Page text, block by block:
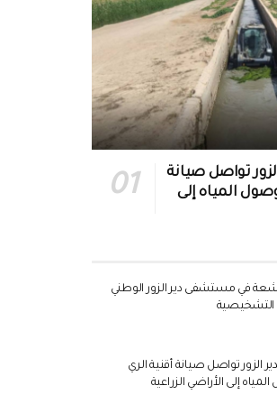
تواصل صيانة
المياه إلى
في مستشفى دير الزور الوطني
التشخيصية
الزور تواصل صيانة أقنية الري
إلى الأراضي الزراعية